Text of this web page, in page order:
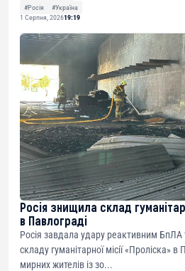
#Росія
#Україна
1 Серпня, 202619:19
Росія знищила склад
в Павлограді
Росія завдала удару реактивним БпЛА
складу гуманітарної місії «Проліска»
мирних жителів із зо...